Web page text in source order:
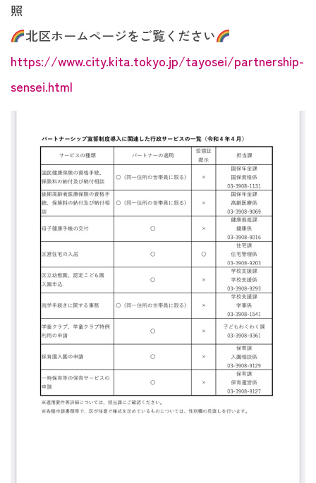
照
北区ホームページをご覧ください
https://www.city.kita.tokyo.jp/tayosei/partnership-
sensei.html